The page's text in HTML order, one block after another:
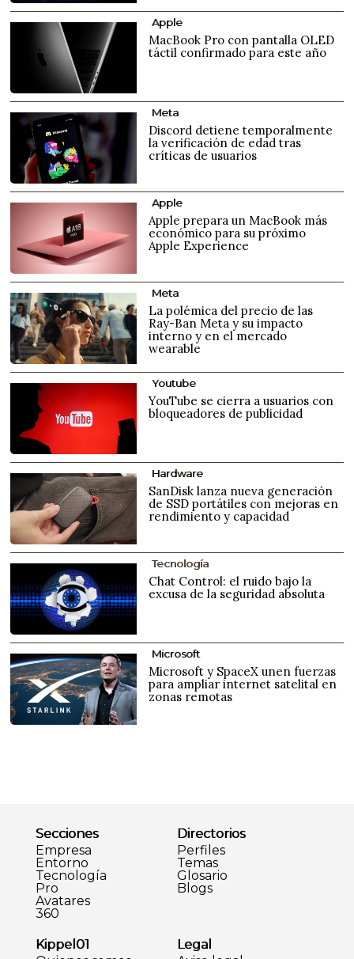
Apple
MacBook Pro con pantalla OLED
táctil confirmado para este año
Meta
Discord detiene temporalmente
la verificación de edad tras
críticas de usuarios
Apple
Apple prepara un MacBook más
económico para su próximo
Apple Experience
Meta
La polémica del precio de las
Ray-Ban Meta y su impacto
interno y en el mercado
wearable
Youtube
YouTube se cierra a usuarios con
bloqueadores de publicidad
Hardware
SanDisk lanza nueva generación
de SSD portátiles con mejoras en
rendimiento y capacidad
Tecnología
Chat Control: el ruido bajo la
excusa de la seguridad absoluta
Microsoft
Microsoft y SpaceX unen fuerzas
para ampliar internet satelital en
zonas remotas
Secciones
Empresa
Entorno
Tecnología
Pro
Avatares
360
Directorios
Perfiles
Temas
Glosario
Blogs
Kippel01
Legal